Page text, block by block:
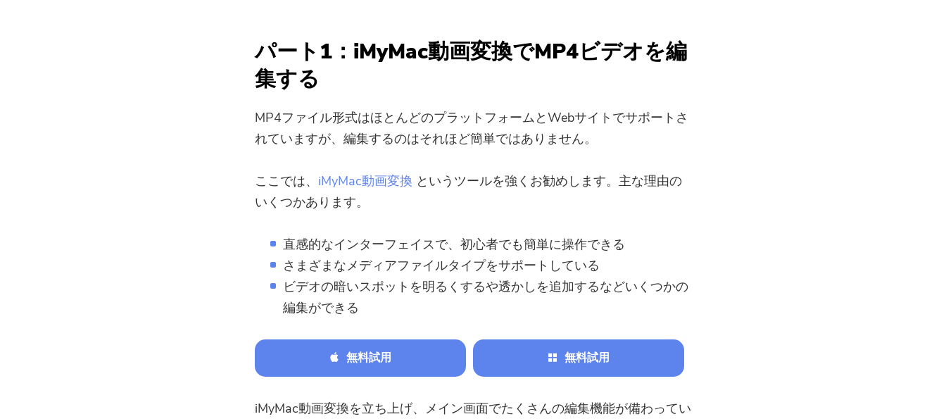
パート1：iMyMac動画変換でMP4ビデオを編
集する
MP4ファイル形式はほとんどのプラットフォームとWebサイトでサポートさ
れていますが、編集するのはそれほど簡単ではありません。
ここでは、 iMyMac動画変換 というツールを強くお勧めします。主な理由の
いくつかあります。
直感的なインターフェイスで、初心者でも簡単に操作できる
さまざまなメディアファイルタイプをサポートしている
ビデオの暗いスポットを明るくするや透かしを追加するなどいくつかの
編集ができる
無料試用 無料試用
iMyMac動画変換を立ち上げ、メイン画面でたくさんの編集機能が備わってい